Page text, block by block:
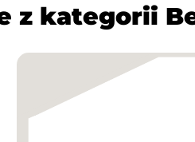
z kategorii